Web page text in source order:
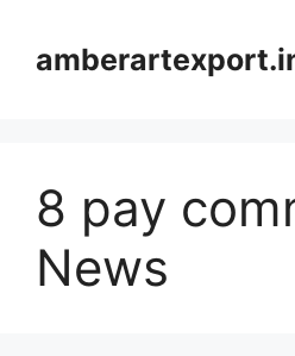
content
8 pay
News